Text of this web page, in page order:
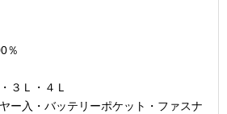
％
３Ｌ・４Ｌ
ー入・バッテリーポケット・ファスナ